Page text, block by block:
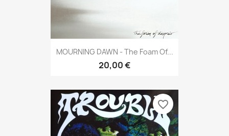
MOURNING DAWN - The Foam Of...
20,00 €
favorite_border